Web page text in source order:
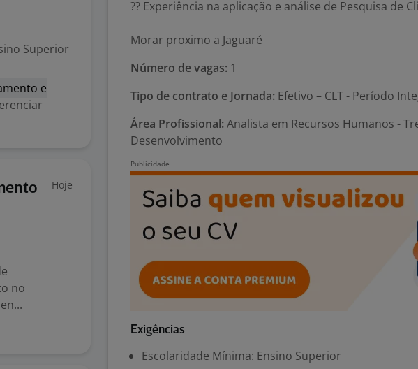
Superior
e
Hoje
no
?? Experiência na aplicação e análise de Pesquisa de
Morar proximo a Jaguaré
Número de vagas: 1
Tipo de contrato e Jornada: Efetivo – CLT - Período
Área Profissional: Analista em Recursos Humanos -
Desenvolvimento
Exigências
Escolaridade Mínima: Ensino Superior